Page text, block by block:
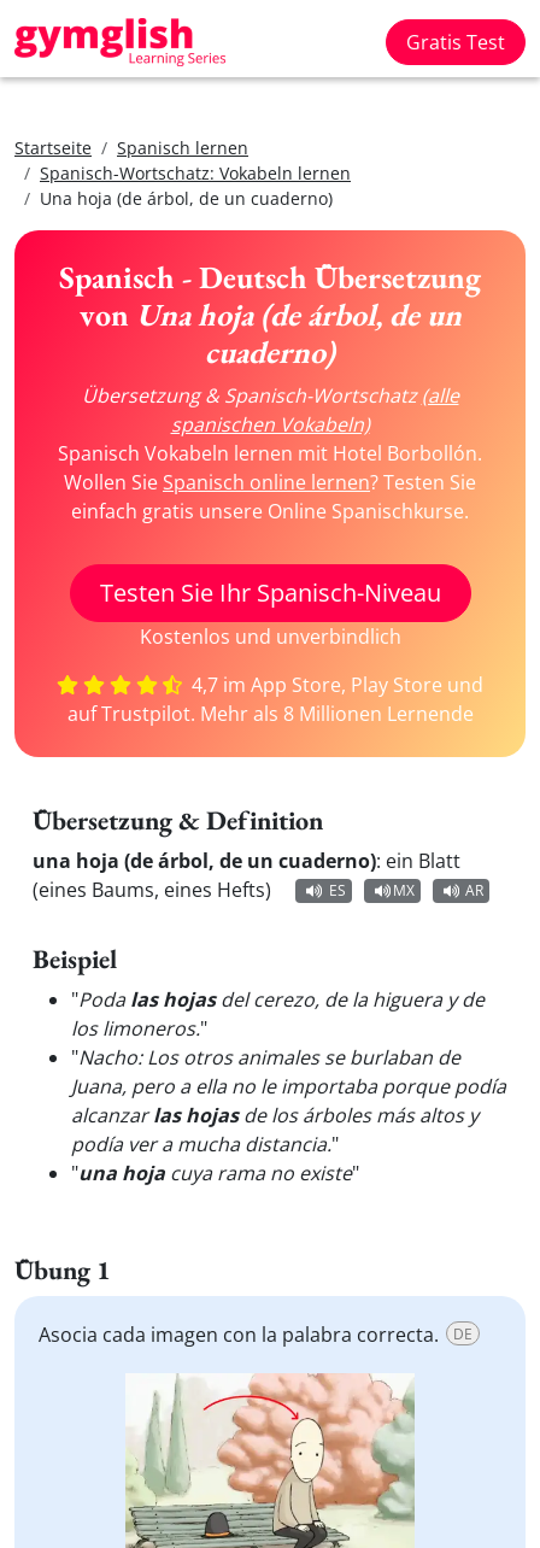
Gratis Test
Startseite
Spanisch lernen
Spanisch-Wortschatz: Vokabeln lernen
Una hoja (de árbol, de un cuaderno)
Spanisch - Deutsch Übersetzung
von Una hoja (de árbol, de un
cuaderno)
Übersetzung & Spanisch-Wortschatz(alle
spanischen Vokabeln)
Spanisch Vokabeln lernen mit Hotel Borbollón.
Wollen SieSpanisch online lernen? Testen Sie
einfach gratis unsere Online Spanischkurse.
Testen Sie Ihr Spanisch-Niveau
Kostenlos und unverbindlich
4,7 im App Store, Play Store und
auf Trustpilot. Mehr als 8 Millionen Lernende
Übersetzung & Definition
una hoja (de árbol, de un cuaderno): ein Blatt
(eines Baums, eines Hefts)
ES MX AR
Beispiel
"Podalas hojasdel cerezo, de la higuera y de
los limoneros."
"Nacho: Los otros animales se burlaban de
Juana, pero a ella no le importaba porque podía
alcanzarlas hojasde los árboles más altos y
podía ver a mucha distancia."
"una hoja cuya rama no existe"
Übung 1
Asocia cada imagen con la palabra correcta. DE